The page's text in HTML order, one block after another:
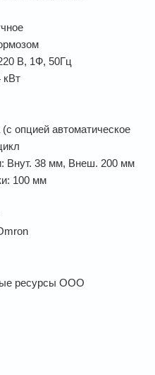
В, 1Ф, 50Гц
кВт
опцией автоматическое
Внут. 38 мм, Внеш. 200 мм
100 мм
ресурсы ООО